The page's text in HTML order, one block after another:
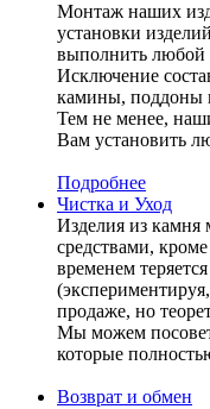
Монтаж наших
установки
выполнить любой
Исключение
камины, поддоны
Тем не менее,
Вам установить
Подробнее
Чистка и Уход
Изделия из
средствами,
временем
продаже, но
Мы можем
которые
Возврат и обмен